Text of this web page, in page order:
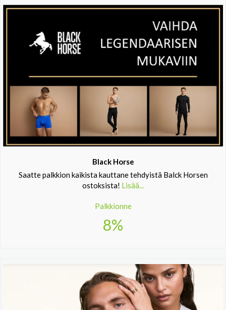
Black Horse
Saatte palkkion kaikista kauttane tehdyistä Balck Horsen
ostoksista! Lisää...
Palkkionne
8%